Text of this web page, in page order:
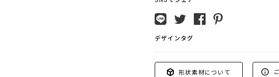
デザインタグ
形状素材について